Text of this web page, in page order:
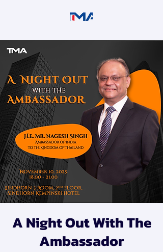
A Night Out With The
Ambassador